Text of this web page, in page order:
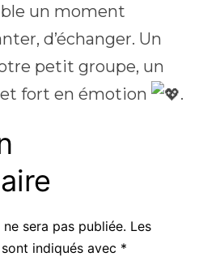
un moment
d’échanger. Un
petit groupe, un
fort en émotion
.
sera pas publiée. Les
indiqués avec *